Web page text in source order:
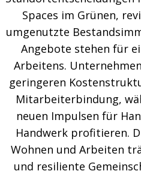
Spaces im Grünen,
umgenutzte
Angebote stehen für
Arbeitens.
geringeren
Mitarbeiterbindung,
neuen Impulsen für
Handwerk profitieren.
Wohnen und Arbeiten
und resiliente